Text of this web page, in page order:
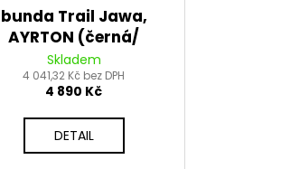
bunda Trail Jawa,
AYRTON (černá/
červená) 2026
Skladem
4 041,32 Kč bez DPH
4 890 Kč
DETAIL